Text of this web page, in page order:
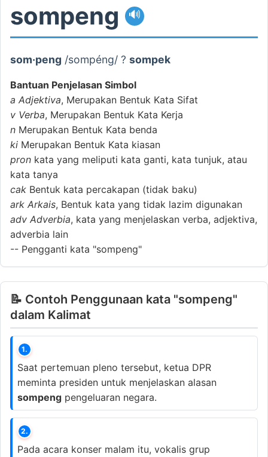
sompeng 🔊
som·peng /sompéng/ ? sompek
Bantuan Penjelasan Simbol
a Adjektiva, Merupakan Bentuk Kata Sifat
v Verba, Merupakan Bentuk Kata Kerja
n Merupakan Bentuk Kata benda
ki Merupakan Bentuk Kata kiasan
pron kata yang meliputi kata ganti, kata tunjuk, atau
kata tanya
cak Bentuk kata percakapan (tidak baku)
ark Arkais, Bentuk kata yang tidak lazim digunakan
adv Adverbia, kata yang menjelaskan verba, adjektiva,
adverbia lain
-- Pengganti kata "sompeng"
📝 Contoh Penggunaan kata "sompeng"
dalam Kalimat
1.
Saat pertemuan pleno tersebut, ketua DPR
meminta presiden untuk menjelaskan alasan
sompeng pengeluaran negara.
2.
Pada acara konser malam itu, vokalis grup